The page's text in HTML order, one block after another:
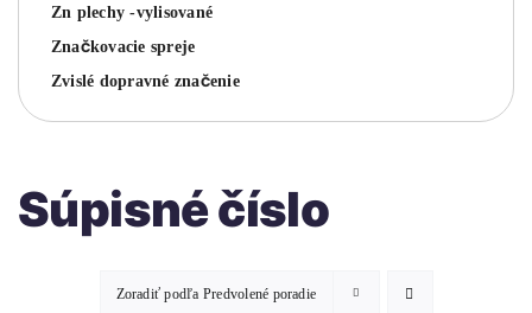
Súpisné číslo
Zoradiť podľa Predvolené poradie
Zn plechy -vylisované
Značkovacie spreje
Zvislé dopravné značenie